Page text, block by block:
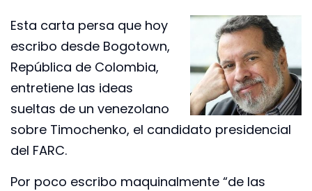
Esta carta persa que hoy
escribo desde Bogotown,
República de Colombia,
entretiene las ideas
sueltas de un venezolano
sobre Timochenko, el candidato presidencial
del FARC.
Por poco escribo maquinalmente “de las